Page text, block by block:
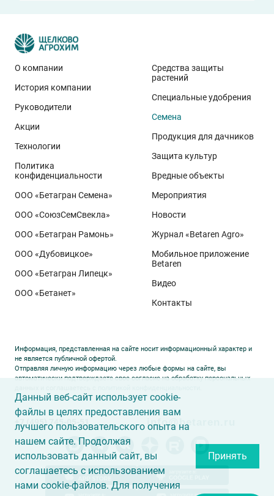
О компании
История компании
Руководители
Акции
Технологии
Политика
конфиденциальности
ООО «Бетагран Семена»
ООО «СоюзСемСвекла»
ООО «Бетагран Рамонь»
ООО «Дубовицкое»
ООО «Бетагран Липецк»
ООО «Бетанет»
Средства защиты
растений
Специальные удобрения
Семена
Продукция для дачников
Защита культур
Вредные объекты
Мероприятия
Новости
Журнал «Betaren Agro»
Мобильное приложение
Betaren
Видео
Контакты
Информация, представленная на сайте носит информационный характер и
не является публичной офертой.
Отправляя личную информацию через любые формы на сайте, вы
автоматически подтверждаете свое согласие на обработку персональных
+7 (495) 745-05-51 info@betaren.ru
Данный веб-сайт использует cookie-
файлы в целях предоставления вам
лучшего пользовательского опыта на
нашем сайте. Продолжая
использовать данный сайт, вы
соглашаетесь с использованием
нами cookie-файлов. Для получения
Принять